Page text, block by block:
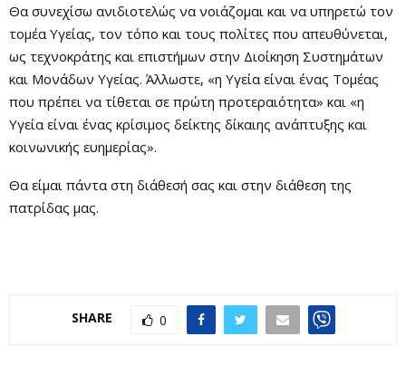
Θα συνεχίσω ανιδιοτελώς να νοιάζομαι και να υπηρετώ τον
τομέα Υγείας, τον τόπο και τους πολίτες που απευθύνεται,
ως τεχνοκράτης και επιστήμων στην Διοίκηση Συστημάτων
και Μονάδων Υγείας. Άλλωστε, «η Υγεία είναι ένας Τομέας
που πρέπει να τίθεται σε πρώτη προτεραιότητα» και «η
Υγεία είναι ένας κρίσιμος δείκτης δίκαιης ανάπτυξης και
κοινωνικής ευημερίας».
Θα είμαι πάντα στη διάθεσή σας και στην διάθεση της
πατρίδας μας.
SHARE 0